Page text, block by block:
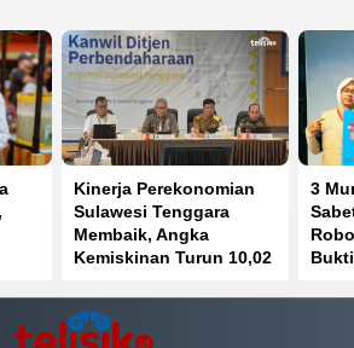
Kinerja Perekonomian
Sulawesi Tenggara
Membaik, Angka
Kemiskinan Turun 10,02
3